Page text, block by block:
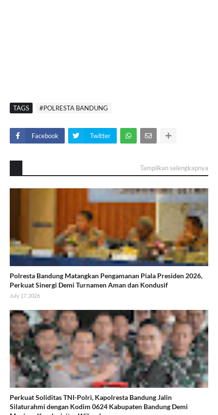
TAGS #POLRESTA BANDUNG
Facebook Twitter
Tampilkan selengkapnya
Polresta Bandung Matangkan Pengamanan Piala Presiden 2026,
Perkuat Sinergi Demi Turnamen Aman dan Kondusif
July 17, 2026
Perkuat Soliditas TNI-Polri, Kapolresta Bandung Jalin
Silaturahmi dengan Kodim 0624 Kabupaten Bandung Demi